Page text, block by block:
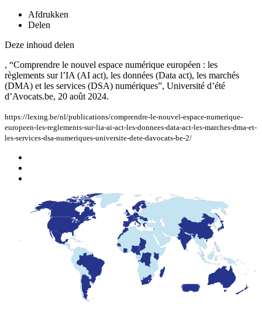
Afdrukken
Delen
Deze inhoud delen
, “Comprendre le nouvel espace numérique européen : les
règlements sur l’IA (AI act), les données (Data act), les marchés
(DMA) et les services (DSA) numériques”, Université d’été
d’Avocats.be, 20 août 2024.
https://lexing.be/nl/publications/comprendre-le-nouvel-espace-numerique-
europeen-les-reglements-sur-lia-ai-act-les-donnees-data-act-les-marches-dma-et-
les-services-dsa-numeriques-universite-dete-davocats-be-2/